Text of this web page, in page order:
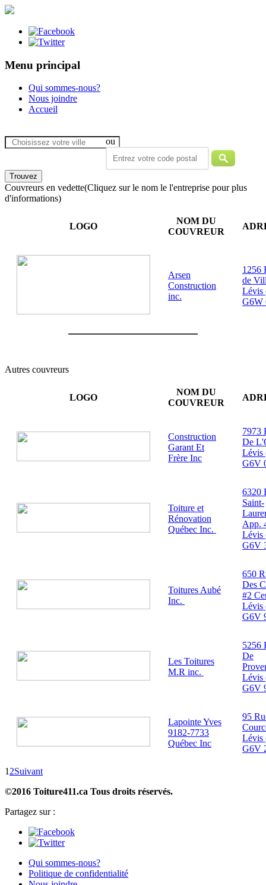
Menu principal
Qui sommes-nous?
Nous joindre
Accueil
ou
Couvreurs en vedette(Cliquez sur le nom le l'entreprise pour plus
d'informations)
LOGO
NOM DU
COUVREUR
Arsen
Construction
inc.
1256
de
Lévis
G6W
Autres couvreurs
LOGO
NOM DU
COUVREUR
Construction
Garant Et
Frère Inc
7973
De
Lévis
G6V
Toiture et
Rénovation
Québec Inc.
6320
Saint-
App.
Lévis
G6V
Toitures Aubé
Inc.
650
Des
#2
Lévis
G6V
Les Toitures
M.R inc.
5256
De
Lévis
G6V
Lapointe Yves
9182-7733
Québec Inc
95
Lévis
G6V
12Suivant
©2016 Toiture411.ca Tous droits réservés.
Partagez sur :
Qui sommes-nous?
Politique de confidentialité